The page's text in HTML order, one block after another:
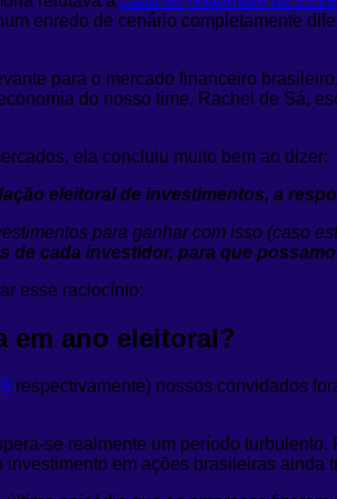
enredo de cenário completamente
para o mercado financeiro
do nosso time, Rachel de Sá,
ela concluiu muito bem ao dizer:
eleitoral de investimentos, a
para ganhar com isso (caso
cada investidor, para que
esse raciocínio:
em ano eleitoral?
respectivamente) nossos convidados
se realmente um período
em ações brasileiras